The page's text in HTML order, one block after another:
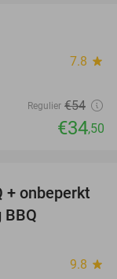
7.8 star
Regulier €54
€34,50
21%
+ onbeperkt
9.8 star